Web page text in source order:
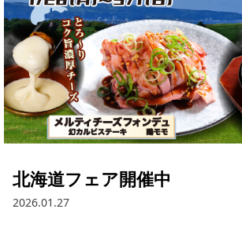
北海道フェア開催中
2026.01.27